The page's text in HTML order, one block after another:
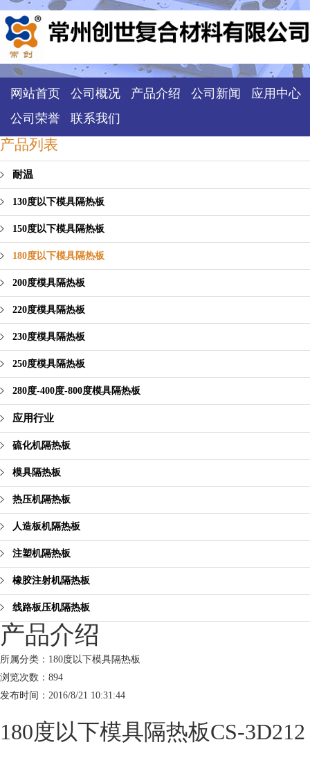
网站首页 公司概况 产品介绍 公司新闻
应用中心
公司荣誉
联系我们
产品列表
耐温
130度以下模具隔热板
150度以下模具隔热板
180度以下模具隔热板
200度模具隔热板
220度模具隔热板
230度模具隔热板
250度模具隔热板
280度-400度-800度模具隔热板
应用行业
硫化机隔热板
模具隔热板
热压机隔热板
人造板机隔热板
注塑机隔热板
橡胶注射机隔热板
线路板压机隔热板
产品介绍
所属分类：180度以下模具隔热板
浏览次数： 894
发布时间：2016/8/21 10:31:44
180度以下模具隔热板CS-3D212